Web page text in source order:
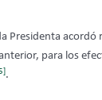
Presidenta
para los
.